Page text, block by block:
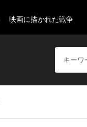
映画に描かれた戦争